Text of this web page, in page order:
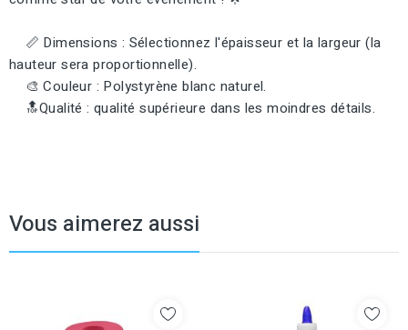
📏 Dimensions : Sélectionnez l'épaisseur et la largeur (la
hauteur sera proportionnelle).
🎨 Couleur : Polystyrène blanc naturel.
🔝Qualité : qualité supérieure dans les moindres détails.
Vous aimerez aussi